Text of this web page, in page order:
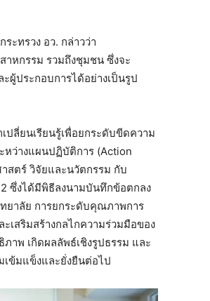
ชมนิทรรศารผลงานวิจัยและ
Group 2 as Thailand’s
สตราจารย์ ดร.ศุภชัย ปทุม
ฐกถา เรื่อง “กลไกการขับ
กดิ์ อารุณี รองปลัดกระทรวง
อ นโยบายของสำนักงาน
กาบุญเฟื่อง ผู้อำนวยการ
าการกระทรวง อว. กล่าวว่า
ภาคอุตสาหกรรม รวมถึง
การผลิตกำลังคน และผู้
คตเศรษฐกิจไทย”